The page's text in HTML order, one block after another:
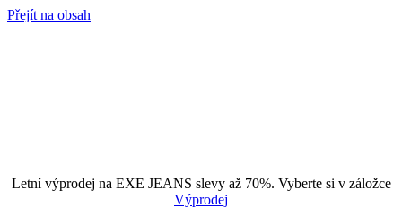
Přejít na obsah
Letní výprodej na EXE JEANS slevy až 70%. Vyberte si v záložce
Výprodej